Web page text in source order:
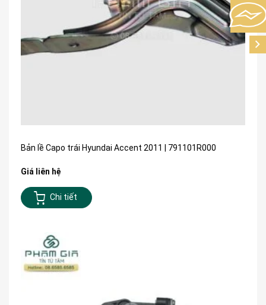
Bản lề Capo trái Hyundai Accent 2011 | 791101R000
Giá liên hệ
Chi tiết